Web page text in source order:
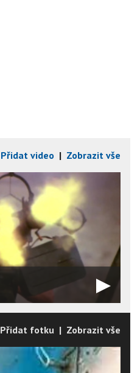
Přidat video | Zobrazit vše
Přidat fotku | Zobrazit vše